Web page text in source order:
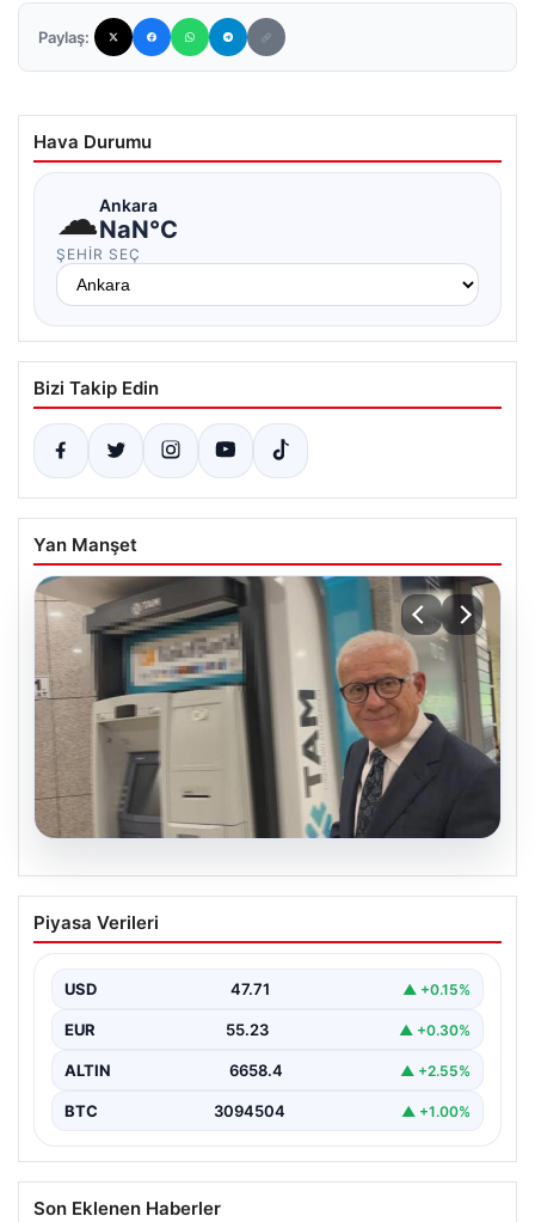
Paylaş:
Hava Durumu
☁Ankara
NaN°C
ŞEHIR SEÇ
Bizi Takip Edin
Yan Manşet
06.08.2026
Ertuğrul Özkök’ün Hakaret İddiaları
Üzerine İfade Verdiği Detaylar
hakaret' suçlamasıyla yürütülen soruşturma
kapsamında alınan ifadesinde, bu tür…
Piyasa Verileri
USD 47.71 ▲ +0.15%
EUR 55.23 ▲ +0.30%
ALTIN 6658.4 ▲ +2.55%
BTC 3094504 ▲ +1.00%
Son Eklenen Haberler